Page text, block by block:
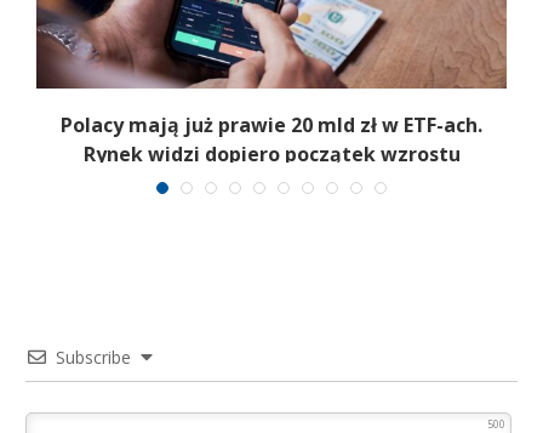
Polacy mają już prawie 20 mld zł w ETF-ach.
Rynek widzi dopiero początek wzrostu
Subscribe
500